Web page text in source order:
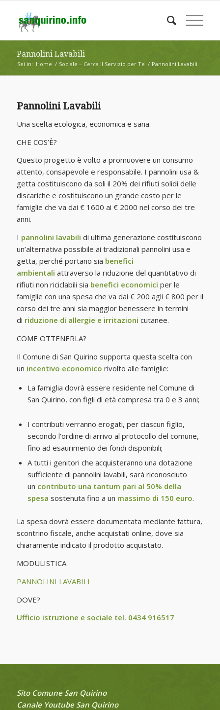
Pannolini Lavabili
Sei in: Home / Sociale – Cerca Il Servizio per Te / Pannolini Lavabili
Pannolini Lavabili
Una scelta ecologica, economica e sana.
CHE COS’È?
Questo progetto è volto a promuovere un consumo
attento, consapevole e responsabile. I pannolini usa &
getta costituiscono da soli il 20% dei rifiuti solidi delle
discariche e costituiscono un grande costo per le
famiglie che va dai € 1600 ai € 2000 nel corso dei tre
anni.
I pannolini lavabili di ultima generazione costituiscono
un’alternativa possibile ai tradizionali pannolini usa e
getta, perché portano sia benefici
ambientali attraverso la riduzione del quantitativo di
rifiuti non riciclabili sia benefici economici per le
famiglie con una spesa che va dai € 200 agli € 800 per il
corso dei tre anni sia maggior benessere in termini
di riduzione di allergie e irritazioni cutanee.
COME OTTENERLA?
Il Comune di San Quirino supporta questa scelta con
un incentivo economico rivolto alle famiglie:
La famiglia dovrà essere residente nel Comune di
San Quirino, con figli di età compresa tra 0 e 3 anni;
I contributi verranno erogati, per ciascun figlio,
secondo l’ordine di arrivo al protocollo del comune,
fino ad esaurimento dei fondi disponibili;
A tutti i genitori che acquisteranno una dotazione
sufficiente di pannolini lavabili, sarà riconosciuto
un contributo una tantum pari al 50% della
spesa sostenuta fino a un massimo di 150 euro.
La spesa dovrà essere documentata mediante fattura,
scontrino fiscale, anche acquistati online, dove sia
chiaramente indicato il prodotto acquistato.
MODULISTICA
PANNOLINI LAVABILI
DOVE?
Ufficio istruzione e sociale tel. 0434 916517
Sito Comune San Quirino
Canale Youtube San Quirino